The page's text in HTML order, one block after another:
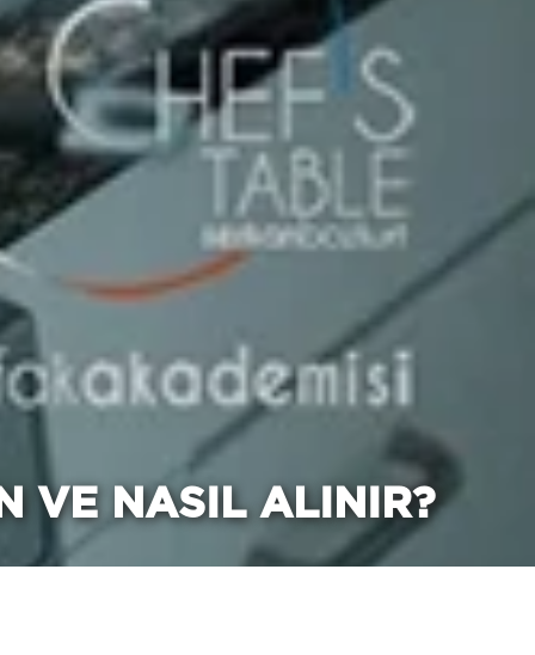
VE NASIL ALINIR?